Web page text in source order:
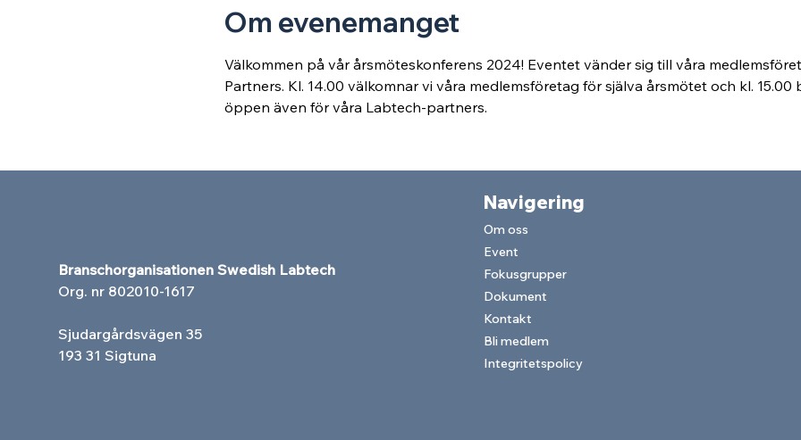
Om evenemanget
Välkommen på vår årsmöteskonferens 2024! Eventet vänder sig till våra
Partners. Kl. 14.00 välkomnar vi våra medlemsföretag för själva årsmötet och kl.
öppen även för våra Labtech-partners.
Branschorganisationen Swedish Labtech
Org. nr 802010-1617
Sjudargårdsvägen 35
193 31 Sigtuna
Navigering
Om oss
Event
Fokusgrupper
Dokument
Kontakt
Bli medlem
Integritetspolicy